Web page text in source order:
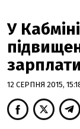
У
зарплати
12 СЕРПНЯ 2015,